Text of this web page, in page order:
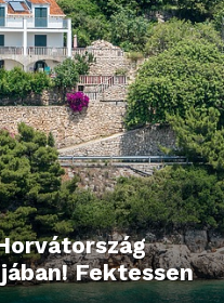
Fektessen